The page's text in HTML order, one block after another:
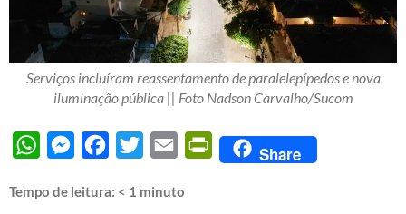
Serviços incluíram reassentamento de paralelepípedos e nova
iluminação pública || Foto Nadson Carvalho/Sucom
WhatsAppMessengerFacebook
Twitter Email PrintFriendly
Share
Tempo de leitura: < 1 minuto